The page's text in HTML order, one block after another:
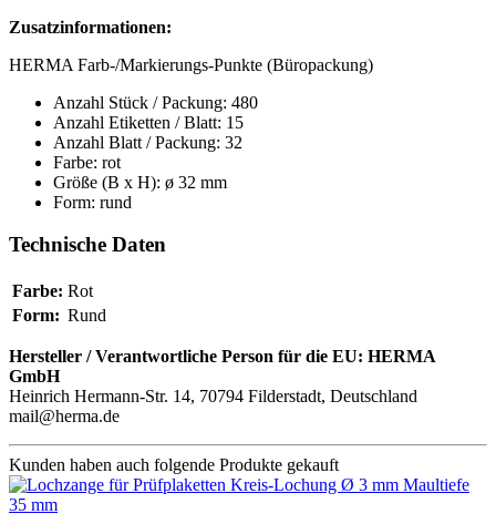
Zusatzinformationen:
HERMA Farb-/Markierungs-Punkte (Büropackung)
Anzahl Stück / Packung: 480
Anzahl Etiketten / Blatt: 15
Anzahl Blatt / Packung: 32
Farbe: rot
Größe (B x H): ø 32 mm
Form: rund
Technische Daten
Farbe: Rot
Form: Rund
Hersteller / Verantwortliche Person für die EU: HERMA
GmbH
Heinrich Hermann-Str. 14, 70794 Filderstadt, Deutschland
mail@herma.de
Kunden haben auch folgende Produkte gekauft